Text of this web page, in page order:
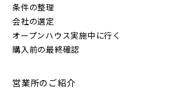
JR成田線 [我孫子～成田]
駅から10分以内
埼玉県春日部市
条件の整理
会社の選定
オープンハウス実施中に行く
購入前の最終確認
営業所のご紹介